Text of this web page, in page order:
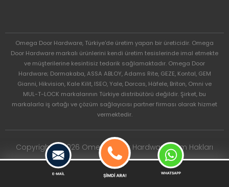
Omega Door Hardware, Türkiye'de üretim yapan bir üreticidir. Omega
Door Hardware markalı ürünlerini kendi üretim tesislerinde imal etmekte
ve müşterilerine kesintisiz tedarik sağlamaktadır. Omega Door
Hardware; Dormakaba, ASSA ABLOY, Adams Rite, GEZE, Kontal, GEM
Gianni, Hikvision, Kale Kilit, ISEO, Yale, Dorcas, Häfele, Briton, Omni ve
MUL-T-LOCK markalarının Türkiye distribütörü değildir. Şirket, bu
markalarla iş ortağı ve çözüm sağlayıcısı partner firması olarak hizmet
vermektedir.
Copyright © 2026 Omega Door Hardware. Tüm Hakları
Saklıdır.